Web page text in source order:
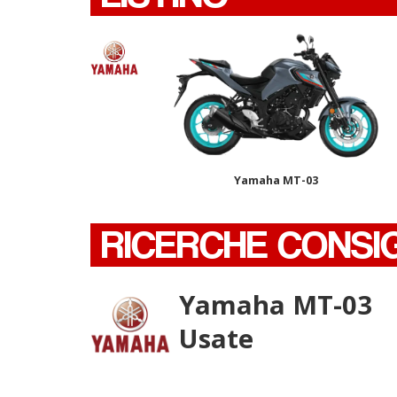
Yamaha MT-03
RICERCHE
Yamaha MT-03
Usate